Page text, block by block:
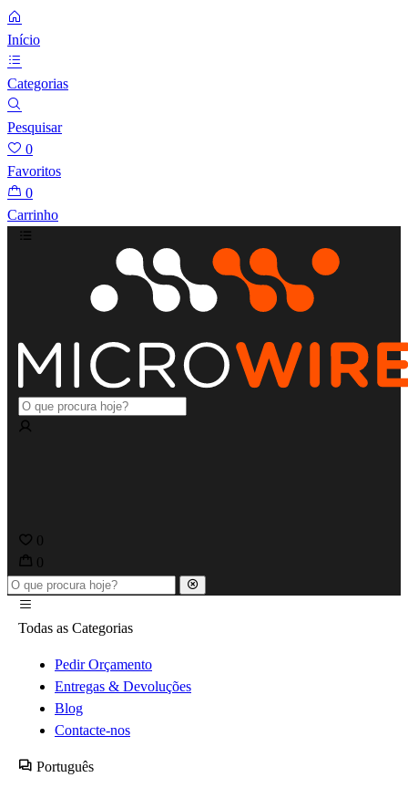
Início
Categorias
Pesquisar
0
Favoritos
0
Carrinho
0
0
Todas as Categorias
Pedir Orçamento
Entregas & Devoluções
Blog
Contacte-nos
Português